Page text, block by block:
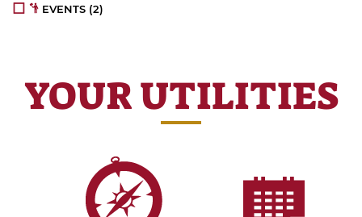
EVENTS (2)
YOUR UTILITIES